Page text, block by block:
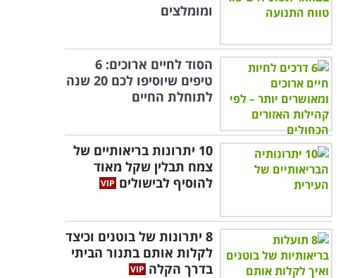
ומומלצים
הסוד לחיים ארוכים: 6
טיפים שיוסיפו לכם 20 שנה
לתוחלת החיים
10 יתרונות בריאותיים של
צמח תבלין שקל מאוד
להוסיף לבישולים
8 יתרונות של בוטנים וכיצד
לקלות אותם בתנור הביתי
בדרך הקלה